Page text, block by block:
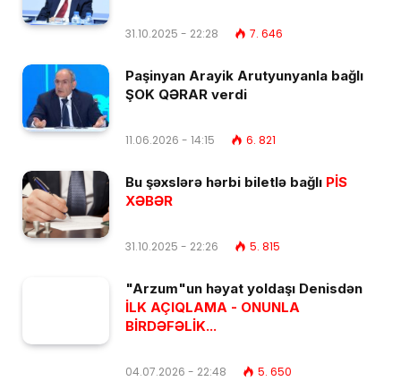
31.10.2025 - 22:28 7. 646
Paşinyan Arayik Arutyunyanla bağlı
ŞOK QƏRAR verdi
11.06.2026 - 14:15 6. 821
Bu şəxslərə hərbi biletlə bağlı PİS
XƏBƏR
31.10.2025 - 22:26 5. 815
"Arzum"un həyat yoldaşı Denisdən
İLK AÇIQLAMA - ONUNLA
BİRDƏFƏLİK...
04.07.2026 - 22:48 5. 650